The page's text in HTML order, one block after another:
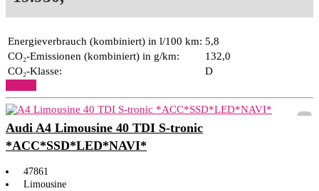
Energieverbrauch (kombiniert) in l/100 km: 5,8
CO₂-Emissionen (kombiniert) in g/km:
132,0
CO₂-Klasse:
D
Audi A4 Limousine 40 TDI S-tronic
*ACC*SSD*LED*NAVI*
47861
Limousine